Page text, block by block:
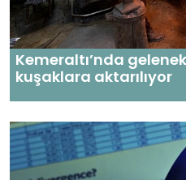
Kemeraltı’nda
kuşaklara aktarılıyor